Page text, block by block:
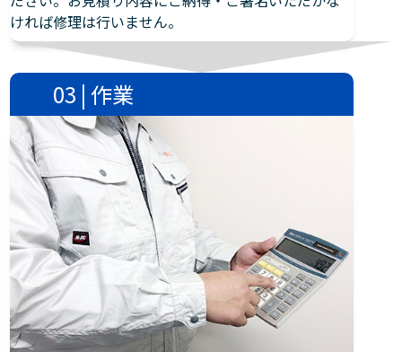
ければ修理は行いません。
03 | 作業